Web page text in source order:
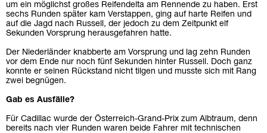
um ein möglichst großes Reifendelta am Rennende zu haben. Erst
sechs Runden später kam Verstappen, ging auf harte Reifen und
auf die Jagd nach Russell, der jedoch zu dem Zeitpunkt elf
Sekunden Vorsprung herausgefahren hatte.
Der Niederländer knabberte am Vorsprung und lag zehn Runden
vor dem Ende nur noch fünf Sekunden hinter Russell. Doch ganz
konnte er seinen Rückstand nicht tilgen und musste sich mit Rang
zwei begnügen.
Gab es Ausfälle?
Für Cadillac wurde der Österreich-Grand-Prix zum Albtraum, denn
bereits nach vier Runden waren beide Fahrer mit technischen